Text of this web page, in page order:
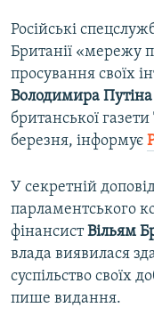
Російські
Британії «мережу
просування своїх
Володимира Путіна
британської газети
березня, інформує
У секретній
парламентського
фінансистВільям
влада виявилася
суспільство своїх
пише видання.